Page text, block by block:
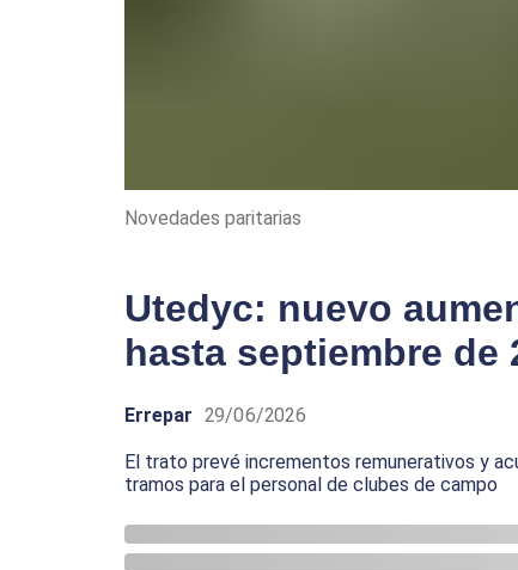
Novedades paritarias
Utedyc: nuevo
hasta septiembre de
Errepar 29/06/2026
El trato prevé incrementos remunerativos y
tramos para el personal de clubes de campo